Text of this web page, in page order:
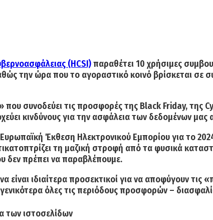
(HCSI)παραθέτει 10 χρήσιμες
την ώρα που το αγοραστικό κοινό βρίσκεται σε
που συνοδεύει τις προσφορές της Black Friday, της
κινδύνους για την ασφάλεια των δεδομένων
Έκθεση Ηλεκτρονικού Εμπορίου για το
τη μαζική στροφή από τα φυσικά
δεν πρέπει να παραβλέπουμε.
είναι ιδιαίτερα προσεκτικοί για να αποφύγουν
όλες τις περιόδους προσφορών –
των ιστοσελίδων